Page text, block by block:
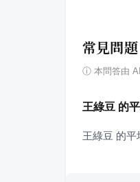
常見問題
ⓘ 本問答由
王綠豆 的
王綠豆 的平